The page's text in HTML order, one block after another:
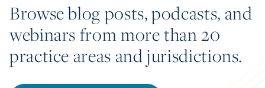
Browse blog posts, podcasts, and
webinars from more than 20
practice areas and jurisdictions.